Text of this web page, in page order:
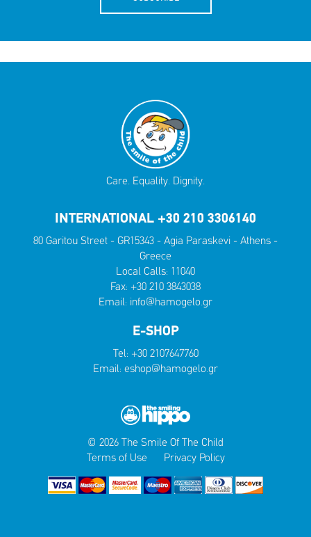
Care. Equality. Dignity.
INTERNATIONAL +30 210 3306140
80 Garitou Street - GR15343 - Agia Paraskevi - Athens -
Greece
Local Calls: 11040
Fax: +30 210 3843038
Email: info@hamogelo.gr
E-SHOP
Tel: +30 2107647760
Email: eshop@hamogelo.gr
© 2026 The Smile Of The Child
Terms of Use
Privacy Policy